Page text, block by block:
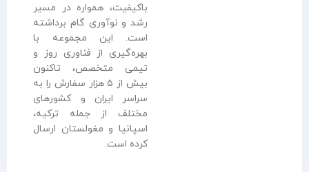
باکیفیت، همواره در مسیر
رشد و نوآوری گام برداشته
است. این مجموعه با
بهره‌گیری از فناوری روز و
تیمی متخصص، تاکنون
بیش از ۵ هزار سفارش را به
سراسر ایران و کشورهای
مختلف از جمله ترکیه،
اسپانیا و مغولستان ارسال
کرده است.